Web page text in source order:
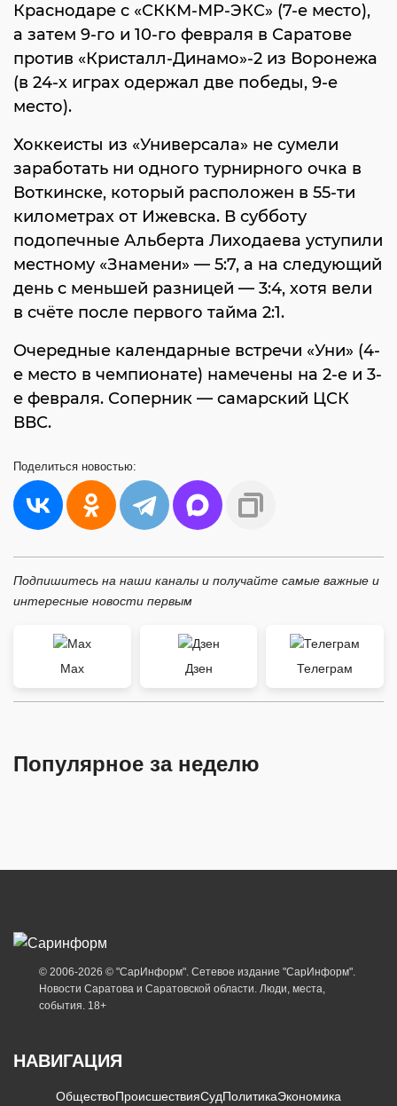
Краснодаре с «СККМ-МР-ЭКС» (7-е место),
а затем 9-го и 10-го февраля в Саратове
против «Кристалл-Динамо»-2 из Воронежа
(в 24-х играх одержал две победы, 9-е
место).
Хоккеисты из «Универсала» не сумели
заработать ни одного турнирного очка в
Воткинске, который расположен в 55-ти
километрах от Ижевска. В субботу
подопечные Альберта Лиходаева уступили
местному «Знамени» — 5:7, а на следующий
день с меньшей разницей — 3:4, хотя вели
в счёте после первого тайма 2:1.
Очередные календарные встречи «Уни» (4-
е место в чемпионате) намечены на 2-е и 3-
е февраля. Соперник — самарский ЦСК
ВВС.
Поделиться новостью:
Подпишитесь на наши каналы и получайте самые важные и
интересные новости первым
Max Дзен Телеграм
Популярное за неделю
© 2006-2026 © "СарИнформ". Сетевое издание "СарИнформ".
Новости Саратова и Саратовской области. Люди, места,
события. 18+
НАВИГАЦИЯ
ОбществоПроисшествияСудПолитикаЭкономика